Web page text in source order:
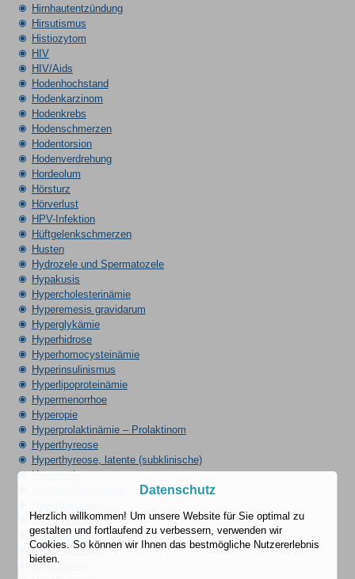
Hirnhautentzündung
Hirsutismus
Histiozytom
HIV
HIV/Aids
Hodenhochstand
Hodenkarzinom
Hodenkrebs
Hodenschmerzen
Hodentorsion
Hodenverdrehung
Hordeolum
Hörsturz
Hörverlust
HPV-Infektion
Hüftgelenkschmerzen
Husten
Hydrozele und Spermatozele
Hypakusis
Hypercholesterinämie
Hyperemesis gravidarum
Hyperglykämie
Hyperhidrose
Hyperhomocysteinämie
Hyperinsulinismus
Hyperlipoproteinämie
Hypermenorrhoe
Hyperopie
Hyperprolaktinämie – Prolaktinom
Hyperthyreose
Hyperthyreose, latente (subklinische)
Hypertonie
Hyperventilation
Hypoglykämie
Hypomenorrhoe
Hypothermie
Datenschutz
Herzlich willkommen! Um unsere Website für Sie optimal zu
gestalten und fortlaufend zu verbessern, verwenden wir
Cookies. So können wir Ihnen das bestmögliche Nutzererlebnis
bieten.